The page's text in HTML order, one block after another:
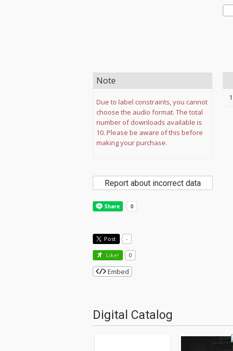
1
Note
Due to label constraints, you cannot
choose the audio format. The total
number of downloads available is
10. Please be aware of this before
making your purchase.
Report about incorrect data
Post -
Like! 0
Embed
Digital Catalog